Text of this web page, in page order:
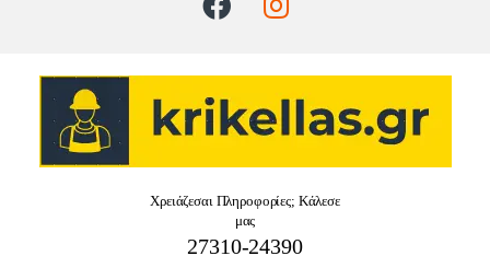
Χρειάζεσαι Πληροφορίες; Κάλεσε
μας
27310-24390